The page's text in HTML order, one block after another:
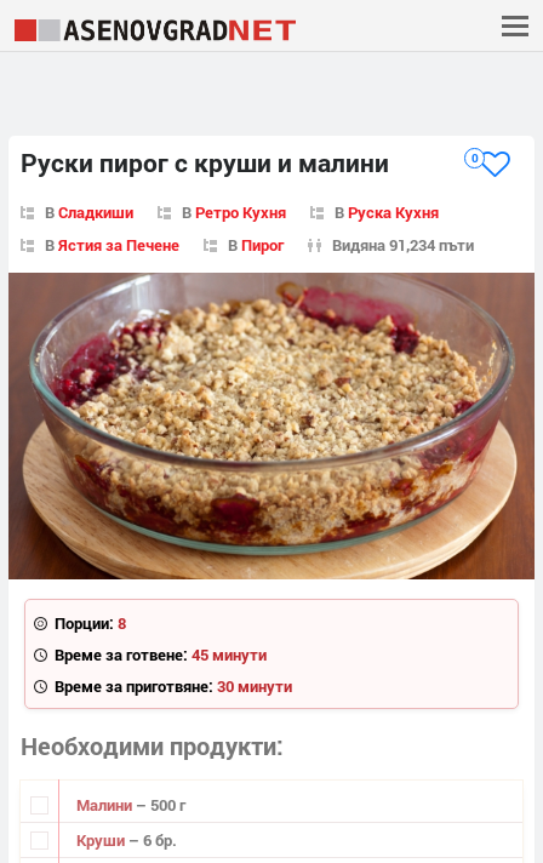
Руски пирог с круши и малини 0
ВСладкиши ВРетро Кухня ВРуска Кухня
ВЯстия за Печене ВПирог Видяна 91,234 пъти
Порции: 8
Време за готвене: 45 минути
Време за приготвяне: 30 минути
Необходими продукти
Малини – 500 г
Круши – 6 бр.